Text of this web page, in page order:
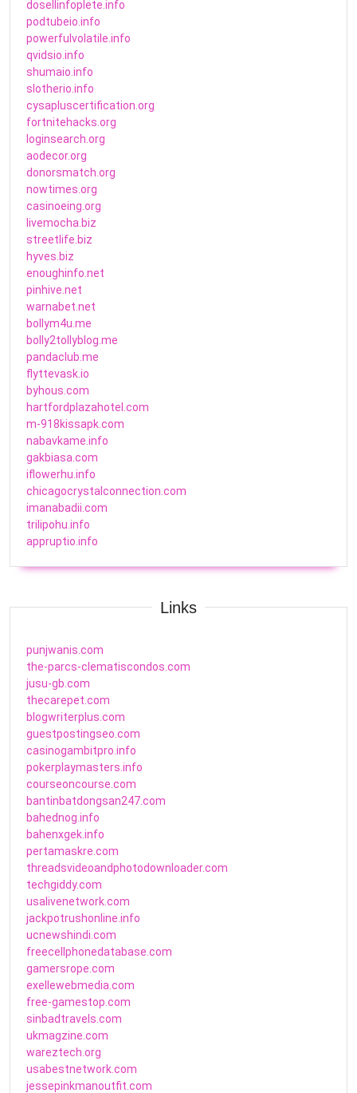
dosellinfoplete.info
podtubeio.info
powerfulvolatile.info
qvidsio.info
shumaio.info
slotherio.info
cysapluscertification.org
fortnitehacks.org
loginsearch.org
aodecor.org
donorsmatch.org
nowtimes.org
casinoeing.org
livemocha.biz
streetlife.biz
hyves.biz
enoughinfo.net
pinhive.net
warnabet.net
bollym4u.me
bolly2tollyblog.me
pandaclub.me
flyttevask.io
byhous.com
hartfordplazahotel.com
m-918kissapk.com
nabavkame.info
gakbiasa.com
iflowerhu.info
chicagocrystalconnection.com
imanabadii.com
trilipohu.info
appruptio.info
Links
punjwanis.com
the-parcs-clematiscondos.com
jusu-gb.com
thecarepet.com
blogwriterplus.com
guestpostingseo.com
casinogambitpro.info
pokerplaymasters.info
courseoncourse.com
bantinbatdongsan247.com
bahednog.info
bahenxgek.info
pertamaskre.com
threadsvideoandphotodownloader.com
techgiddy.com
usalivenetwork.com
jackpotrushonline.info
ucnewshindi.com
freecellphonedatabase.com
gamersrope.com
exellewebmedia.com
free-gamestop.com
sinbadtravels.com
ukmagzine.com
wareztech.org
usabestnetwork.com
jessepinkmanoutfit.com